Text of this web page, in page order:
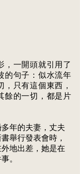
，一開頭就引用了
的句子：似水流年
，只有這個東西，
餘的一切，都是片
年的夫妻，丈夫
舉行發表會時，
地出差，她是在
。